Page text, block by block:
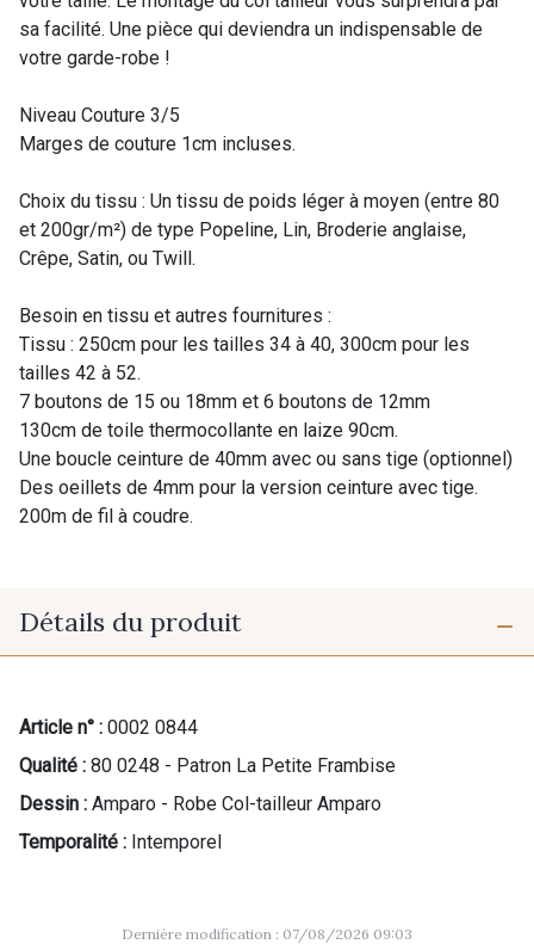
sa facilité. Une pièce qui deviendra un indispensable de
votre garde-robe !
Niveau Couture 3/5
Marges de couture 1cm incluses.
Choix du tissu : Un tissu de poids léger à moyen (entre 80
et 200gr/m²) de type Popeline, Lin, Broderie anglaise,
Crêpe, Satin, ou Twill.
Besoin en tissu et autres fournitures :
Tissu : 250cm pour les tailles 34 à 40, 300cm pour les
tailles 42 à 52.
7 boutons de 15 ou 18mm et 6 boutons de 12mm
130cm de toile thermocollante en laize 90cm.
Une boucle ceinture de 40mm avec ou sans tige (optionnel)
Des oeillets de 4mm pour la version ceinture avec tige.
200m de fil à coudre.
Détails du produit
Article n° : 0002 0844
Qualité : 80 0248 - Patron La Petite Frambise
Dessin : Amparo - Robe Col-tailleur Amparo
Temporalité : Intemporel
Dernière modification : 07/08/2026 09:03